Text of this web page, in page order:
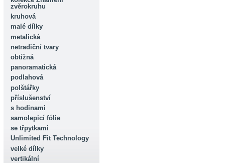
zvěrokruhu
kruhová
malé dílky
metalická
netradiční tvary
obtížná
panoramatická
podlahová
polštářky
příslušenství
s hodinami
samolepicí fólie
se třpytkami
Unlimited Fit Technology
velké dílky
vertikální